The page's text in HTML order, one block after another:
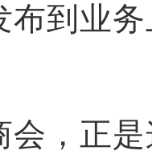
到业务
，正是